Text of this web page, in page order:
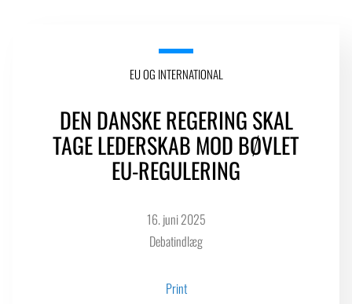
KONTAKT OG PRESSE
LOGIN FOR MEDLEMSORGANISATIONER
EU OG INTERNATIONAL
DEN DANSKE REGERING SKAL
TAGE LEDERSKAB MOD BØVLET
EU-REGULERING
16. juni 2025
Debatindlæg
Print